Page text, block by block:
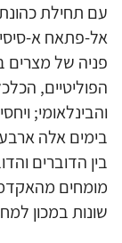
עם תחילת
אל-פתאח א-סיסי,
פניה של מצרים
הפוליטיים,
והבינלאומי;
בימים אלה
בין הדוברים
מומחים
שונות במכון